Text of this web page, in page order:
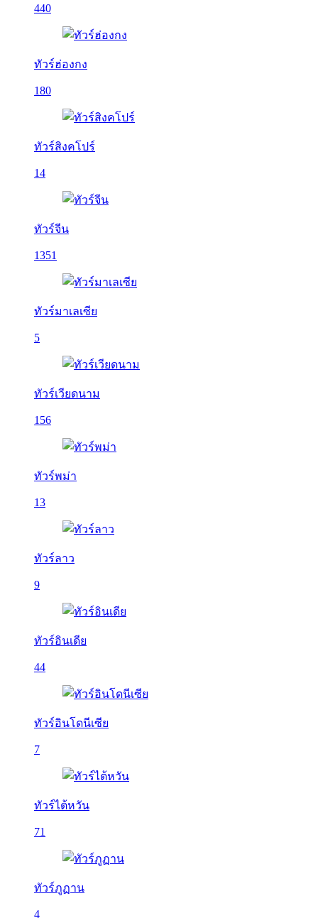
440
ทัวร์ฮ่องกง
180
ทัวร์สิงคโปร์
14
ทัวร์จีน
1351
ทัวร์มาเลเซีย
5
ทัวร์เวียดนาม
156
ทัวร์พม่า
13
ทัวร์ลาว
9
ทัวร์อินเดีย
44
ทัวร์อินโดนีเซีย
7
ทัวร์ไต้หวัน
71
ทัวร์ภูฏาน
4